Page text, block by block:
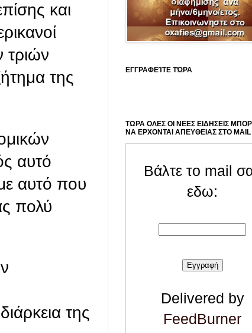
και
τριών
της
αυτό
αυτό που
πολύ
της
ΕΓΓΡΑΦΕΊΤΕ ΤΏΡΑ
ΤΩΡΑ ΟΛΕΣ ΟΙ ΝΕΕΣ ΕΙΔΗΣΕΙΣ
ΝΑ ΕΡΧΟΝΤΑΙ ΑΠΕΥΘΕΙΑΣ ΣΤΟ
Βάλτε το mail
εδω:
Delivered by
FeedBurner